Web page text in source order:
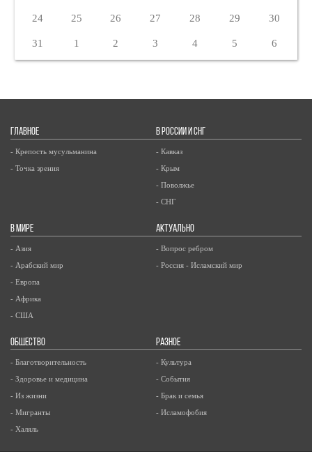
24 25 26 27 28 29 30
31 1 2 3 4 5 6
ГЛАВНОЕ
- Крепость мусульманина
- Точка зрения
В РОССИИ И СНГ
- Кавказ
- Крым
- Поволжье
- СНГ
В МИРЕ
- Азия
- Арабский мир
- Европа
- Африка
- США
АКТУАЛЬНО
- Вопрос ребром
- Россия - Исламский мир
ОБЩЕСТВО
- Благотворительность
- Здоровье и медицина
- Из жизни
- Мигранты
- Халяль
РАЗНОЕ
- Культура
- События
- Брак и семья
- Исламофобия